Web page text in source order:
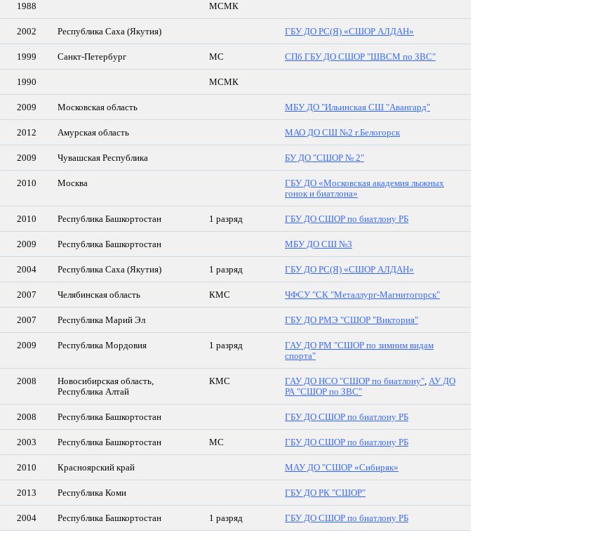
1988 МСМК
2002 Республика Саха (Якутия) ГБУ ДО РС(Я) «СШОР АЛДАН»
1999 Санкт-Петербург МС СПб ГБУ ДО СШОР "ШВСМ по ЗВС"
1990 МСМК
2009 Московская область МБУ ДО "Ильинская СШ "Авангард"
2012 Амурская область МАО ДО СШ №2 г.Белогорск
2009 Чувашская Республика БУ ДО "СШОР № 2"
2010 Москва
ГБУ ДО «Московская академия лыжных
гонок и биатлона»
2010 Республика Башкортостан 1 разряд ГБУ ДО СШОР по биатлону РБ
2009 Республика Башкортостан МБУ ДО СШ №3
2004 Республика Саха (Якутия) 1 разряд ГБУ ДО РС(Я) «СШОР АЛДАН»
2007 Челябинская область КМС ЧФСУ "СК "Металлург-Магнитогорск"
2007 Республика Марий Эл ГБУ ДО РМЭ "СШОР "Виктория"
2009 Республика Мордовия 1 разряд
ГАУ ДО РМ "СШОР по зимним видам
спорта"
2008
Новосибирская область,
Республика Алтай
КМС ГАУ ДО НСО "СШОР по биатлону", АУ ДО
РА "СШОР по ЗВС"
2008 Республика Башкортостан ГБУ ДО СШОР по биатлону РБ
2003 Республика Башкортостан МС ГБУ ДО СШОР по биатлону РБ
2010 Красноярский край МАУ ДО "СШОР «Сибиряк»
2013 Республика Коми ГБУ ДО РК "СШОР"
2004 Республика Башкортостан 1 разряд ГБУ ДО СШОР по биатлону РБ